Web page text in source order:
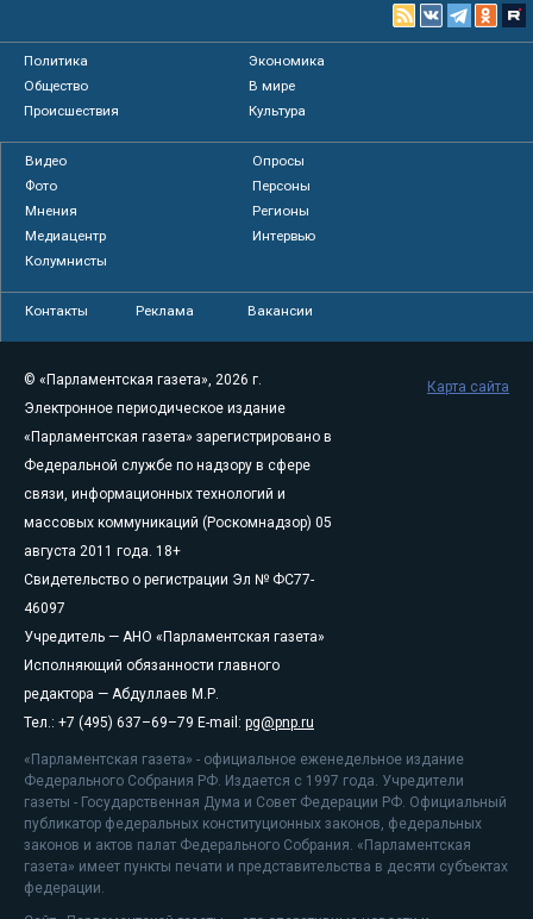
Политика
Экономика
Общество
В мире
Происшествия
Культура
Видео
Опросы
Фото
Персоны
Мнения
Регионы
Медиацентр
Интервью
Колумнисты
Контакты Реклама Вакансии
© «Парламентская газета», 2026 г.
Электронное периодическое издание
«Парламентская газета» зарегистрировано в
Федеральной службе по надзору в сфере
связи, информационных технологий и
массовых коммуникаций (Роскомнадзор) 05
августа 2011 года. 18+
Свидетельство о регистрации Эл № ФС77-
46097
Учредитель — АНО «Парламентская газета»
Исполняющий обязанности главного
редактора — Абдуллаев М.Р.
Тел.: +7 (495) 637–69–79 E-mail: pg@pnp.ru
«Парламентская газета» - официальное еженедельное издание
Федерального Собрания РФ. Издается с 1997 года. Учредители
газеты - Государственная Дума и Совет Федерации РФ. Официальный
публикатор федеральных конституционных законов, федеральных
законов и актов палат Федерального Собрания. «Парламентская
газета» имеет пункты печати и представительства в десяти субъектах
федерации.
Карта сайта